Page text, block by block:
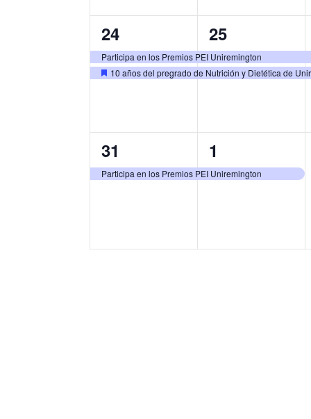
2
eventos,
24
Participa en los Premios PEI Uniremington
Destacado
10 años del pregrado de Nutrición y Dietética de
2
eventos,
25
1
evento,
31
Participa en los Premios PEI Uniremington
1
evento,
1